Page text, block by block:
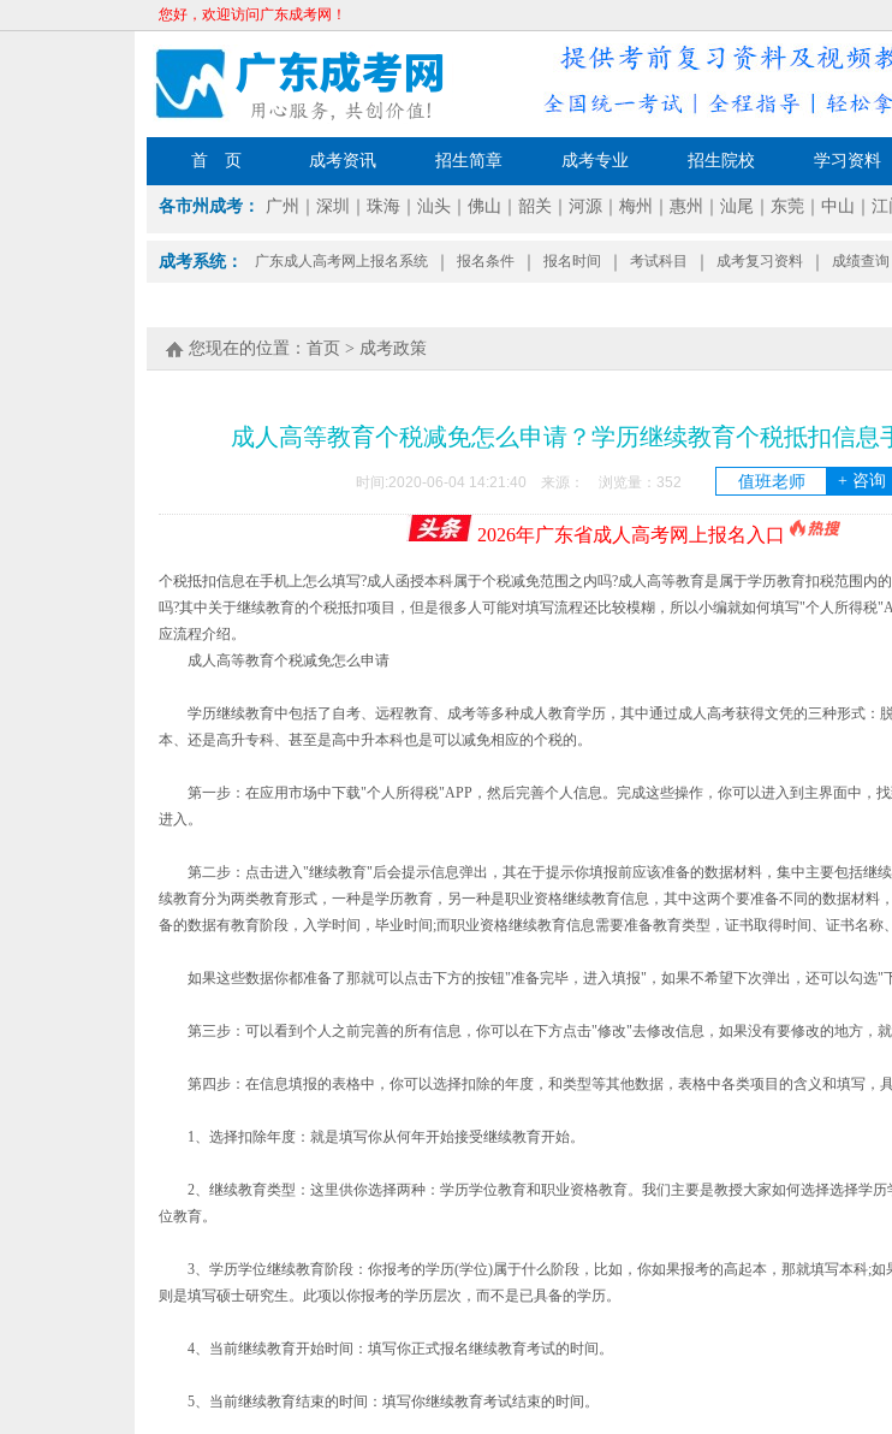
您好，欢迎访问广东成考网！
首 页 成考资讯 招生简章 成考专业 招生院校 学习资料
各市州成考： 广州 深圳 珠海 汕头 佛山 韶关 河源 梅州 惠州 汕尾 东莞 中山 江
成考系统： 广东成人高考网上报名系统 报名条件 报名时间 考试科目 成考复习资料 成绩查询
您现在的位置： 首页 > 成考政策
成人高等教育个税减免怎么申请？学历继续教育个税抵扣信息
时间:2020-06-04 14:21:40 来源： 浏览量： 352 值班老师 + 咨询
2026年广东省成人高考网上报名入口
个税抵扣信息在手机上怎么填写?成人函授本科属于个税减免范围之内吗?成人高等教育是属于学历教育扣税范围内
吗?其中关于继续教育的个税抵扣项目，但是很多人可能对填写流程还比较模糊，所以小编就如何填写"个人所得税
应流程介绍。
成人高等教育个税减免怎么申请
学历继续教育中包括了自考、远程教育、成考等多种成人教育学历，其中通过成人高考获得文凭的三种形式：
本、还是高升专科、甚至是高中升本科也是可以减免相应的个税的。
第一步：在应用市场中下载"个人所得税"APP，然后完善个人信息。完成这些操作，你可以进入到主界面中，
进入。
第二步：点击进入"继续教育"后会提示信息弹出，其在于提示你填报前应该准备的数据材料，集中主要包括继
续教育分为两类教育形式，一种是学历教育，另一种是职业资格继续教育信息，其中这两个要准备不同的数据材料
备的数据有教育阶段，入学时间，毕业时间;而职业资格继续教育信息需要准备教育类型，证书取得时间、证书名称
如果这些数据你都准备了那就可以点击下方的按钮"准备完毕，进入填报"，如果不希望下次弹出，还可以勾选"
第三步：可以看到个人之前完善的所有信息，你可以在下方点击"修改"去修改信息，如果没有要修改的地方，就
第四步：在信息填报的表格中，你可以选择扣除的年度，和类型等其他数据，表格中各类项目的含义和填写，具
1、选择扣除年度：就是填写你从何年开始接受继续教育开始。
2、继续教育类型：这里供你选择两种：学历学位教育和职业资格教育。我们主要是教授大家如何选择选择学历
位教育。
3、学历学位继续教育阶段：你报考的学历(学位)属于什么阶段，比如，你如果报考的高起本，那就填写本科;如
则是填写硕士研究生。此项以你报考的学历层次，而不是已具备的学历。
4、当前继续教育开始时间：填写你正式报名继续教育考试的时间。
5、当前继续教育结束的时间：填写你继续教育考试结束的时间。